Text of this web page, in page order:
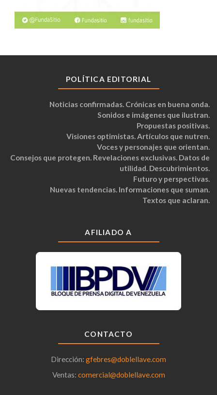
POLÍTICA EDITORIAL
Noticias confirmadas. Crónicas en buena onda.
Sonidos e imágenes que ilustran.
Propuestas positivas.
Visiones optimistas. Artículos que nutren.
Voces y personajes que orientan.
Consejos que protegen. Revelaciones exclusivas. Datos de
utilidad. Descubrimientos.
Futuro y perspectivas.
Nuevas tendencias. Informaciones que suman.
Textos que aclaran.
AFILIADO A
CONTACTO
Dirección: gfebres@doblellave.com
Ventas: comercial@doblellave.com